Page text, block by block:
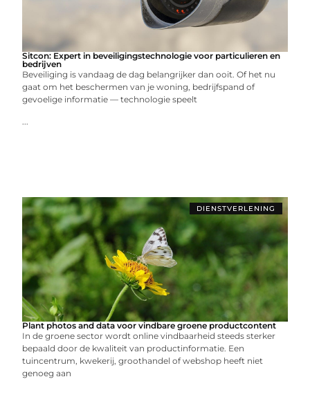
Sitcon: Expert in beveiligingstechnologie voor particulieren en
bedrijven
Beveiliging is vandaag de dag belangrijker dan ooit. Of het nu
gaat om het beschermen van je woning, bedrijfspand of
gevoelige informatie — technologie speelt
...
DIENSTVERLENING
Plant photos and data voor vindbare groene productcontent
In de groene sector wordt online vindbaarheid steeds sterker
bepaald door de kwaliteit van productinformatie. Een
tuincentrum, kwekerij, groothandel of webshop heeft niet
genoeg aan